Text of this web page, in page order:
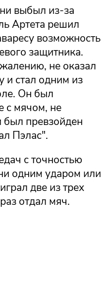
выбыл из-за
Артета решил
возможность
защитника.
не оказал
и стал одним из
Он был
с мячом, не
был превзойден
Пэлас".
с точностью
одним ударом или
две из трех
отдал мяч.